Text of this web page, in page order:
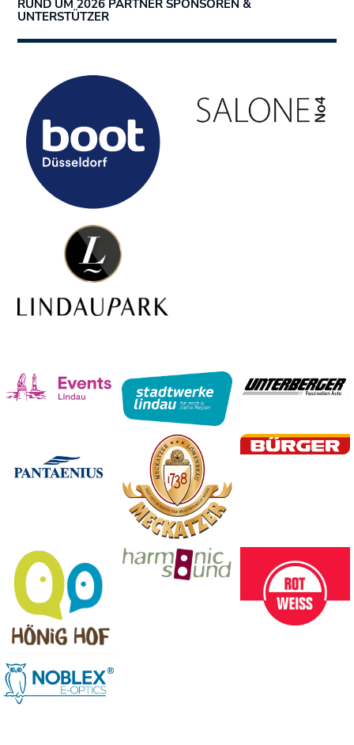
RUND UM 2026 PARTNER SPONSOREN &
UNTERSTÜTZER